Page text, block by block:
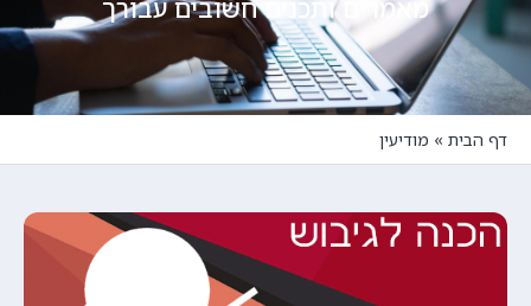
מאמרים ותכנים חשובים עבורך
דף הבית » מודיעין